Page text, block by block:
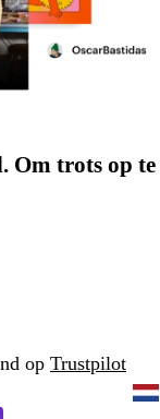
Om trots op te
op Trustpilot